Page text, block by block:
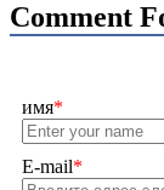
Comment
имя*
E-mail*